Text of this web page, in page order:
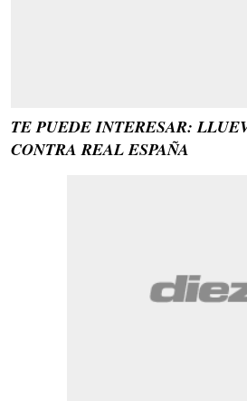
TE PUEDE INTERESAR:
CONTRA REAL ESPAÑA